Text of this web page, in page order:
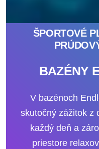
ŠPORTOVÉ
BAZÉNY
V bazénoch
skutočný zážitok z
každý deň a
priestore